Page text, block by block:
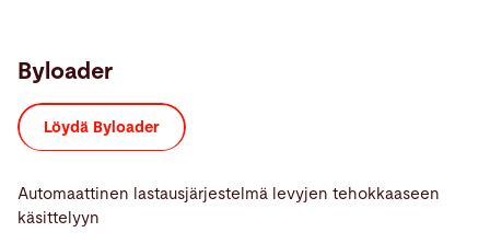
Byloader
Löydä Byloader
Automaattinen lastausjärjestelmä levyjen tehokkaaseen
käsittelyyn